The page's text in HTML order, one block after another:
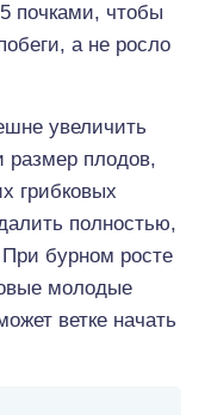
почками, чтобы
а не росло
увеличить
размер плодов,
грибковых
полностью,
При бурном росте
молодые
ветке начать